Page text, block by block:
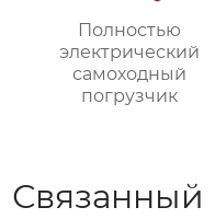
Полностью
электрический
самоходный
погрузчик
Связанный